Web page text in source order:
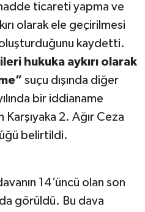
ticareti yapma ve
olarak ele geçirilmesi
oluşturduğunu kaydetti.
hukuka aykırı olarak
suçu dışında diğer
bir iddianame
2. Ağır Ceza
belirtildi.
14’üncü olan son
görüldü. Bu dava